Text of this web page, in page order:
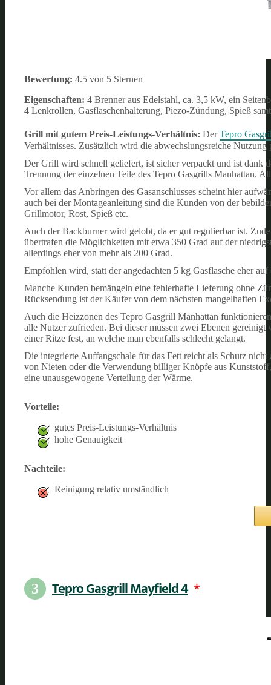
Bewertung: 4.5 von 5 Sternen
Eigenschaften: 4 Brenner aus Edelstahl, ca. 3,5 kW, ein
4 Lenkrollen, Gasflaschenhalterung, Piezo-Zündung, Spieß
Grill mit gutem Preis-Leistungs-Verhältnis: DerTepro
Verhältnisses. Zusätzlich wird die abwechslungsreiche
Der Grill wird schnell geliefert, ist sicher verpackt und ist dank
Trennung der einzelnen Teile des Tepro Gasgrills Manhattan.
Vor allem das Anbringen des Gasanschlusses scheint hier
auch bei der Montageanleitung sind die Kunden von der
Grillmotor, Rost, Spieß etc.
Auch der Backburner wird gelobt, da er gut regulierbar ist.
übertrafen die Möglichkeiten mit etwa 350 Grad auf der
allerdings eher von mehr als 200 Grad.
Empfohlen wird, statt der angedachten 5 kg Gasflasche eher
Manche Kunden bemängeln eine fehlerhafte Lieferung ohne
Rücksendung ist der Käufer von dem nächsten mangelhaften
Auch die Heizzonen des Tepro Gasgrill Manhattan
alle Nutzer zufrieden. Bei dieser müssen zwei Ebenen
einer Ritze fest, an welche man ebenfalls schlecht gelangt.
Die integrierte Auffangschale für das Fett reicht als Schutz
von Nieten oder die Verwendung billiger Knöpfe aus
eine unausgewogene Verteilung der Wärme.
Vorteile:
gutes Preis-Leistungs-Verhältnis
hohe Genauigkeit
Nachteile:
Reinigung relativ umständlich
3 Tepro Gasgrill Mayfield 4 *